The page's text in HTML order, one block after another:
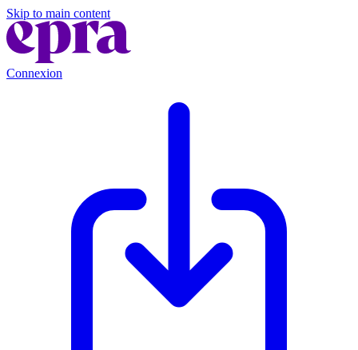
Skip to main content
Connexion